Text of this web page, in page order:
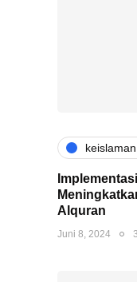
keislaman
Alquran
Juni 8, 2024